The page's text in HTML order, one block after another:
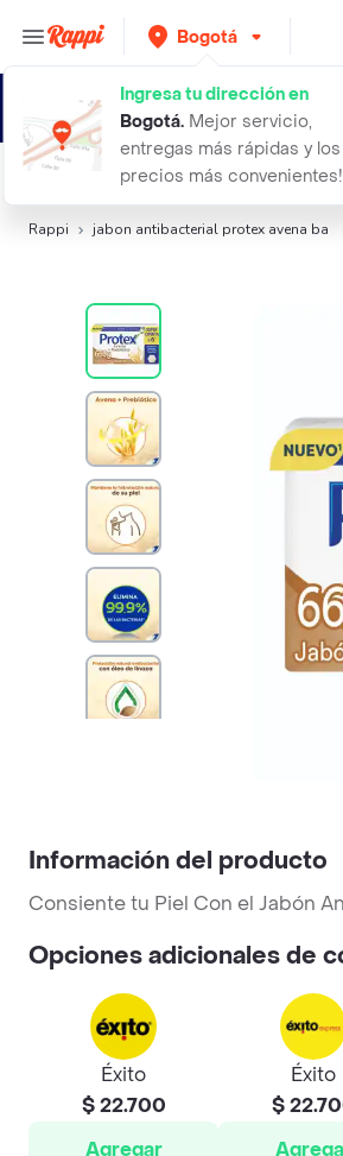
Bogotá
Ingresa tu dirección en
Bogotá. Mejor servicio,
entregas más rápidas y los
precios más convenientes!
Búsquedas relacionadas:Jabones y
Rappi jabon antibacterial protex avena ba
Información del producto
Consiente tu Piel Con el Jabón
Opciones adicionales de
Éxito
$ 22.700
Agregar
Éxito
$